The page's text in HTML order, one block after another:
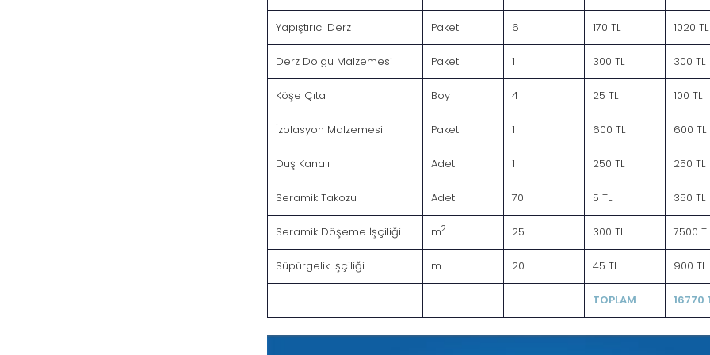
Yapıştırıcı Derz Paket 6 170 TL 1020 TL
Derz Dolgu Malzemesi Paket 1 300 TL 300 TL
Köşe Çıta Boy 4 25 TL 100 TL
İzolasyon Malzemesi Paket 1 600 TL 600 TL
Duş Kanalı Adet 1 250 TL 250 TL
Seramik Takozu Adet 70 5 TL 350 TL
Seramik Döşeme İşçiliği m2 25 300 TL 7500 TL
Süpürgelik İşçiliği m 20 45 TL 900 TL
TOPLAM 16770